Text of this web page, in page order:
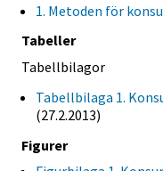
1. Metoden för
Tabeller
Tabellbilagor
Tabellbilaga 1.
(27.2.2013)
Figurer